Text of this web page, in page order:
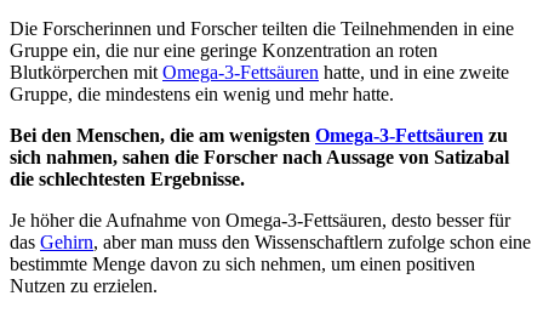
Die Forscherinnen und Forscher teilten die Teilnehmenden in eine
Gruppe ein, die nur eine geringe Konzentration an roten
Blutkörperchen mit Omega-3-Fettsäuren hatte, und in eine zweite
Gruppe, die mindestens ein wenig und mehr hatte.
Bei den Menschen, die am wenigsten Omega-3-Fettsäuren zu
sich nahmen, sahen die Forscher nach Aussage von Satizabal
die schlechtesten Ergebnisse.
Je höher die Aufnahme von Omega-3-Fettsäuren, desto besser für
das Gehirn, aber man muss den Wissenschaftlern zufolge schon eine
bestimmte Menge davon zu sich nehmen, um einen positiven
Nutzen zu erzielen.